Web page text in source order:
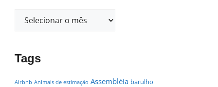
Tags
Airbnb Animais de estimação Assembléia barulho